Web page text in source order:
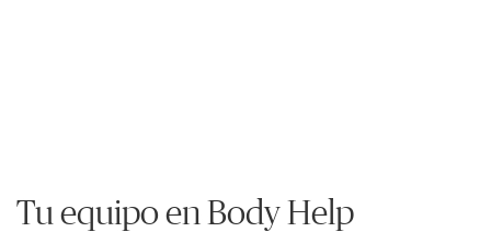
Tu equipo en Body Help